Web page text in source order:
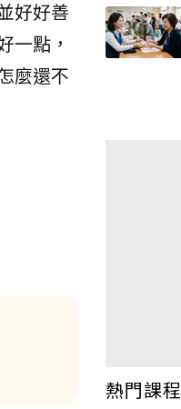
好好善
一點，
麼還不
熱門課程